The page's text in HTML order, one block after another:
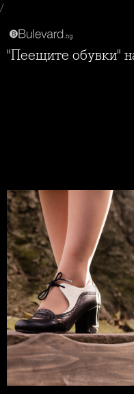
/
"Пеещите обувки"